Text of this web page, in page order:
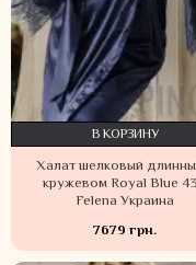
Халат шелковый
кружевом Royal Blue
Felena Украина
7679 грн.
В КОРЗИНУ